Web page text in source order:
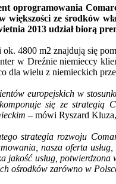
oprogramowania
większości ze środków
2013 udział biorą
4800 m2 znajdują się
w Dreźnie niemieccy
dla wielu z niemieckich
europejskich w
się ze
– mówi Ryszard
strategia rozwoju
nasza oferta
usług,
ośrodków zarówno w